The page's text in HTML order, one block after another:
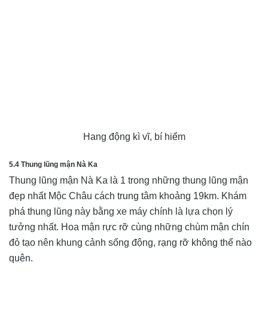
Hang động kì vĩ, bí hiểm
5.4 Thung lũng mận Nà Ka
Thung lũng mận Nà Ka là 1 trong những thung lũng mận
đẹp nhất Mộc Châu cách trung tâm khoảng 19km. Khám
phá thung lũng này bằng xe máy chính là lựa chọn lý
tưởng nhất. Hoa mận rực rỡ cùng những chùm mận chín
đỏ tạo nên khung cảnh sống động, rạng rỡ không thể nào
quên.